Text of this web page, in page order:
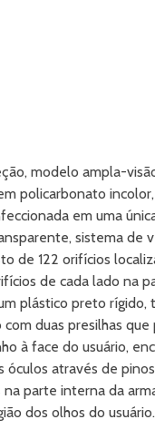
modelo ampla-
policarbonato
em uma
sistema de
de 122 orifícios
de cada lado na
plástico preto rígido,
duas presilhas que
à face do usuário,
óculos através de
na parte interna da
dos olhos do usuário.